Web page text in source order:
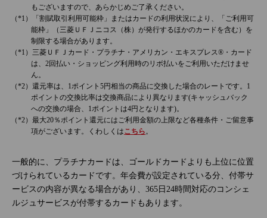
もございますので、あらかじめご了承ください。
「割賦取引利用可能枠」またはカードの利用状況により、「ご利用可
能枠」（三菱ＵＦＪニコス（株）が発行するほかのカードを含む）を
制限する場合があります。
三菱ＵＦＪカード・プラチナ・アメリカン・エキスプレス®・カード
は、2回払い・ショッピング利用時のリボ払いをご利用いただけませ
ん。
還元率は、1ポイント5円相当の商品に交換した場合のレートです。1
ポイントの交換比率は交換商品により異なります(キャッシュバック
への交換の場合、1ポイントは4円となります)。
最大20％ポイント還元にはご利用金額の上限など各種条件・ご留意事
項がございます。くわしくはこちら 。
一般的に、プラチナカードは、ゴールドカードよりも上位に位置
づけられているカードです。年会費が設定されている分、付帯サ
ービスの内容が異なる場合があり、365日24時間対応のコンシェ
ルジュサービスが付帯するカードもあります。